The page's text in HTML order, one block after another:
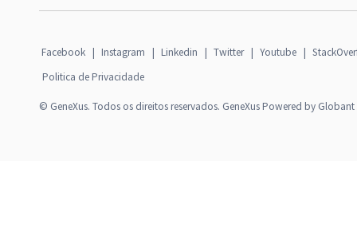
Facebook | Instagram | Linkedin | Twitter | Youtube |
Politica de Privacidade
© GeneXus. Todos os direitos reservados. GeneXus Powered by Globant